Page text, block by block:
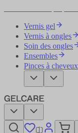
Vernis gel
Vernis à ongles
Soin des ongles
Ensembles
Pinces à cheveux